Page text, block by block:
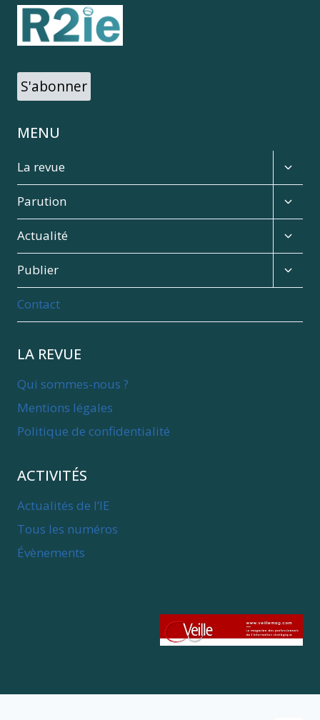
S'abonner
MENU
La revue
child
menu
Parution
child
menu
Actualité
child
menu
Publier
child
Contact
LA REVUE
Qui sommes-nous ?
Mentions légales
Politique de confidentialité
ACTIVITÉS
Actualités de l’IE
Tous les numéros
Évènements